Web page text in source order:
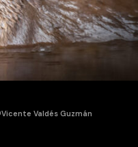
Valdés Guzmán